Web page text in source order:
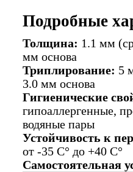
Подробные
Толщина: 1.1 мм
мм основа
Триплирование: 5
3.0 мм основа
Гигиенические
гипоаллергенные,
водяные пары
Устойчивость к
от -35 C° до +40 C°
Самостоятельная